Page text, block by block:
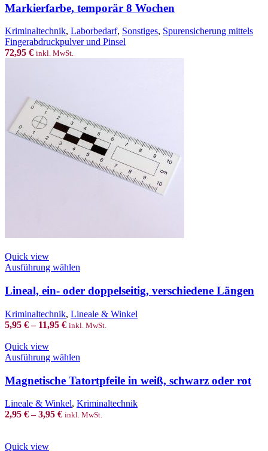
has
multiple
variants.
The
options
may
page
Markierfarbe, temporär 8 Wochen
Kriminaltechnik, Laborbedarf, Sonstiges, Spurensicherung mittels
Fingerabdruckpulver und Pinsel
72,95 € inkl. MwSt.
Quick view
Ausführung wählen
has
multiple
variants.
The
options
chosen
the
page
Lineal, ein- oder doppelseitig, verschiedene Längen
Kriminaltechnik, Lineale & Winkel
5,95 €– 11,95 € inkl. MwSt.
Quick view
Ausführung wählen
has
multiple
variants.
The
Magnetische Tatortpfeile in weiß, schwarz oder rot
Lineale & Winkel, Kriminaltechnik
2,95 €–3,95 € inkl. MwSt.
Quick view